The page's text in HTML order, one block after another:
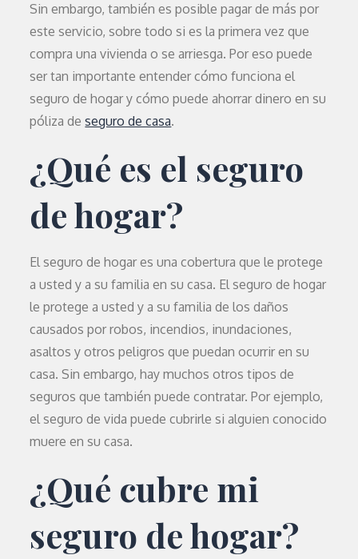
Sin embargo, también es posible pagar de más por
este servicio, sobre todo si es la primera vez que
compra una vivienda o se arriesga. Por eso puede
ser tan importante entender cómo funciona el
seguro de hogar y cómo puede ahorrar dinero en su
póliza deseguro de casa.
¿Qué es el seguro
de hogar?
El seguro de hogar es una cobertura que le protege
a usted y a su familia en su casa. El seguro de hogar
le protege a usted y a su familia de los daños
causados por robos, incendios, inundaciones,
asaltos y otros peligros que puedan ocurrir en su
casa. Sin embargo, hay muchos otros tipos de
seguros que también puede contratar. Por ejemplo,
el seguro de vida puede cubrirle si alguien conocido
muere en su casa.
¿Qué cubre mi
seguro de hogar?